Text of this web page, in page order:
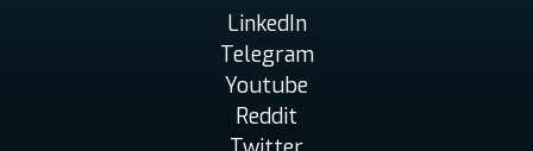
LinkedIn
Telegram
Youtube
Reddit